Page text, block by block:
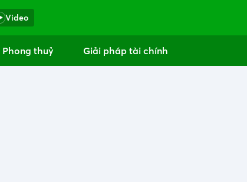
Video
Phong thuỷ Giải pháp tài chính